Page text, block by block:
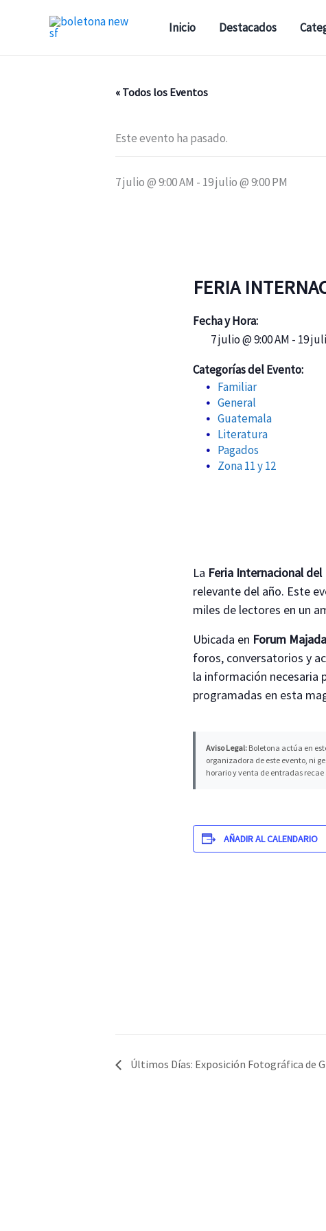
Inicio Destacados
« Todos los Eventos
Este evento ha pasado.
7 julio @ 9:00 AM - 19 julio @ 9:00 PM
FERIA
Fecha y Hora:
7 julio @ 9:00 AM - 19
Categorías del Evento:
Familiar
General
Guatemala
Literatura
Pagados
Zona 11 y 12
La Feria Internacional del
relevante del año. Este
miles de lectores en un
Ubicada en Forum
foros, conversatorios y
la información necesaria
programadas en esta
Aviso Legal: Boletona actúa en
organizadora de este evento, ni
horario y venta de entradas
AÑADIR AL CALENDARIO
Últimos Días: Exposición Fotográfica de